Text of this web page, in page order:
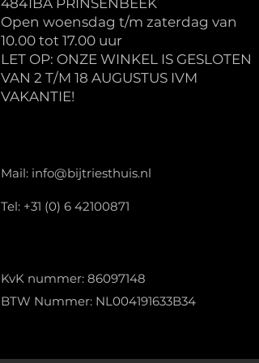
Open woensdag t/m zaterdag van
10.00 tot 17.00 uur
LET OP: ONZE WINKEL IS GESLOTEN
VAN 2 T/M 18 AUGUSTUS IVM
VAKANTIE!
Mail: info@bijtriesthuis.nl
Tel: +31 (0) 6 42100871
KvK nummer: 86097148
BTW Nummer: NL004191633B34